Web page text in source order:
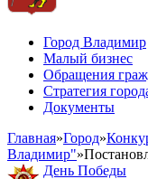
Город Владимир
Малый бизнес
Обращения
Стратегия
Документы
Главная»Город»
Владимир"»
День Победы